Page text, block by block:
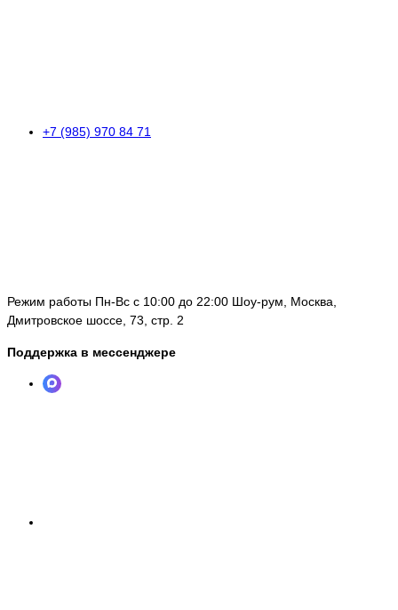
+7 (985) 970 84 71
Режим работы Пн-Вс с 10:00 до 22:00 Шоу-рум, Москва,
Дмитровское шоссе, 73, стр. 2
Поддержка в мессенджере